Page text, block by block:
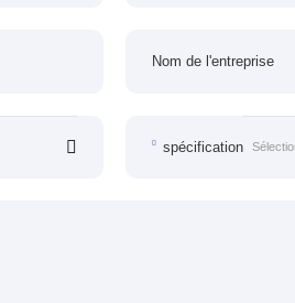
Nom de l'entreprise
spécification